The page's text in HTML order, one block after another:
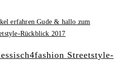
Streetstyle-